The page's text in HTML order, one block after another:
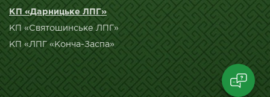
КП «Дарницьке ЛПГ»
КП «Святошинське ЛПГ»
КП «ЛПГ «Конча-Заспа»